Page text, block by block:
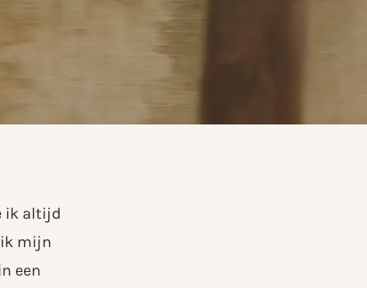
ik altijd
ik mijn
een